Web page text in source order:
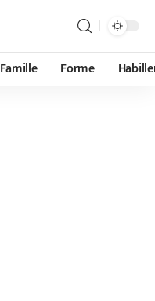
Famille Forme